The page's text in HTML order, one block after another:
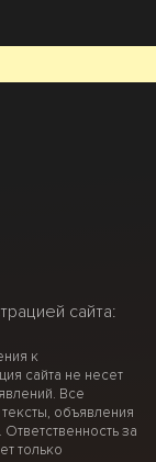
сайта:
к
сайта не несет
Все
объявления
за
только